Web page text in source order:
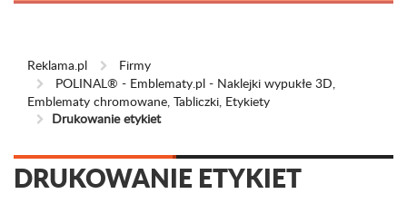
Reklama.pl
Firmy
POLINAL® - Emblematy.pl - Naklejki wypukłe 3D,
Emblematy chromowane, Tabliczki, Etykiety
Drukowanie etykiet
DRUKOWANIE ETYKIET